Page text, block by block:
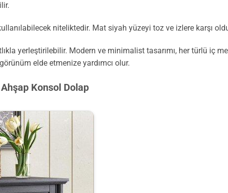
niteliktedir. Mat siyah yüzeyi toz ve izlere karşı
yerleştirilebilir. Modern ve minimalist tasarımı, her türlü iç
elde etmenize yardımcı olur.
Konsol Dolap